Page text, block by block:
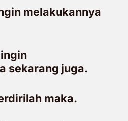
melakukannya
sekarang juga.
maka.